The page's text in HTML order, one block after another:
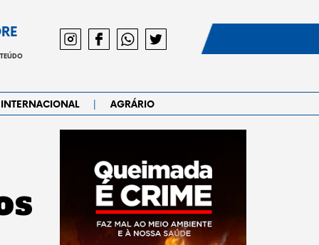
INTERNACIONAL | AGRÁRIO